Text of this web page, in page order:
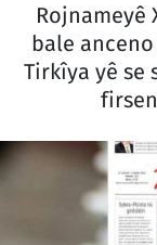
Rojnameyê
bale
Tirkîya yê se
Dinya
Sîyaset
Têkilî
Süper Lig
Tüm
Haber